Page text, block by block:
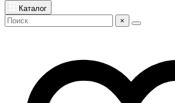
Каталог
×